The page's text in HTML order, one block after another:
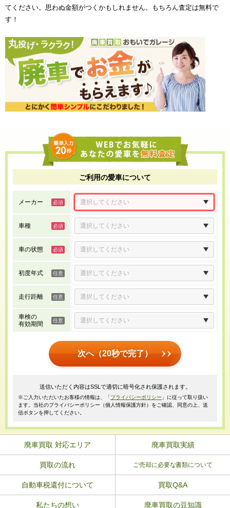
てください。思わぬ金額がつくかもしれません。もちろん査定は無料で
す！
ご利用の愛車について
メーカー
車種
車の状態
初度年式
走行距離
車検の
有効期間
次へ（20秒で完了）
送信いただく内容はSSLで適切に暗号化され保護されます。
※ご入力いただいたお客様の情報は、「プライバシーポリシー 」に従って取り扱い
ます。当社のプライバシーポリシー（個人情報保護方針）をご確認、同意の上、送
信ボタンを押してください。
廃車買取 対応エリア 廃車買取実績
買取の流れ ご売却に必要な書類について
自動車税還付について 買取Q&A
私たちの想い 廃車買取の豆知識